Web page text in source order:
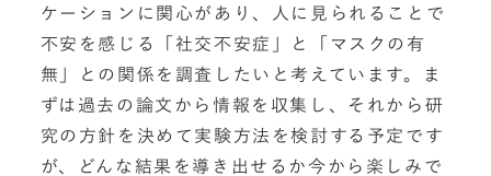
ケーションに関心があり、人に見られることで
不安を感じる「社交不安症」と「マスクの有
無」との関係を調査したいと考えています。ま
ずは過去の論文から情報を収集し、それから研
究の方針を決めて実験方法を検討する予定です
が、どんな結果を導き出せるか今から楽しみで